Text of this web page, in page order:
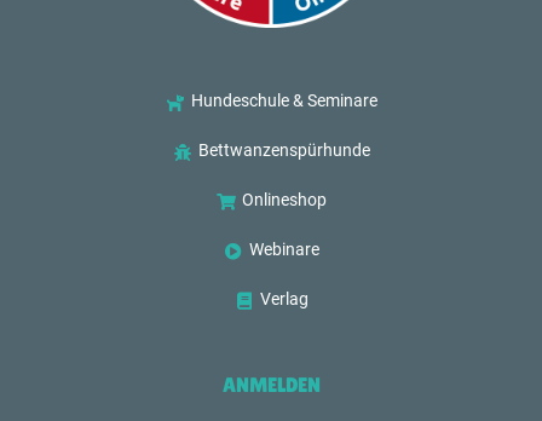
Hundeschule & Seminare
Bettwanzenspürhunde
Onlineshop
Webinare
Verlag
ANMELDEN